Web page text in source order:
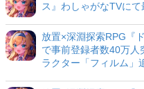
ス』わしゃがなTVにて
放置×深淵探索RPG『
で事前登録者数40万人
ラクター「フィルム」